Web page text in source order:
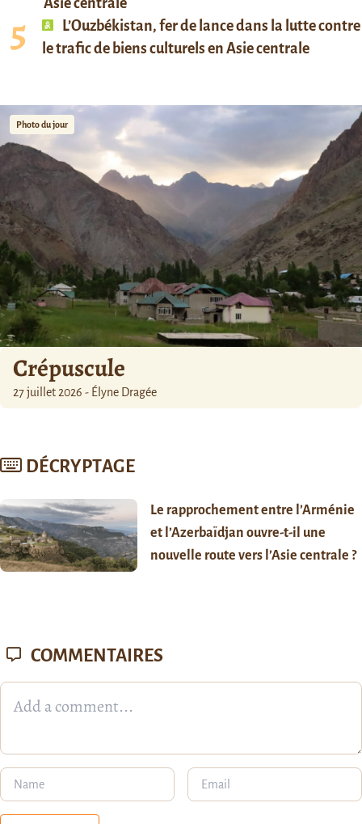
Asie centrale
L’Ouzbékistan, fer de lance dans la lutte contre
le trafic de biens culturels en Asie centrale
Photo du jour
Crépuscule
27 juillet 2026 - Élyne Dragée
DÉCRYPTAGE
Le rapprochement entre l’Arménie
et l’Azerbaïdjan ouvre-t-il une
nouvelle route vers l’Asie centrale ?
COMMENTAIRES